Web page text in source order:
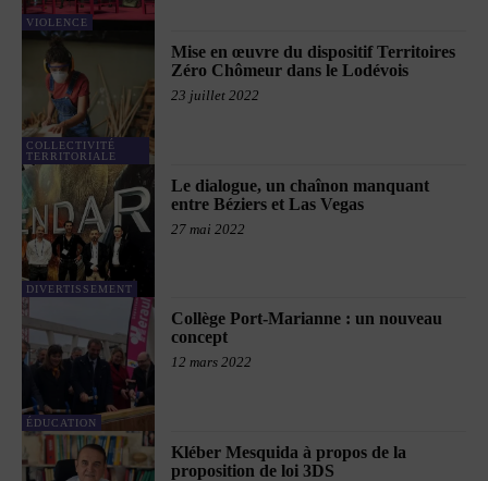
VIOLENCE
COLLECTIVITÉ
TERRITORIALE
Mise en œuvre du dispositif Territoires
Zéro Chômeur dans le Lodévois
23 juillet 2022
DIVERTISSEMENT
Le dialogue, un chaînon manquant
entre Béziers et Las Vegas
27 mai 2022
ÉDUCATION
Collège Port-Marianne : un nouveau
concept
12 mars 2022
Kléber Mesquida à propos de la
proposition de loi 3DS